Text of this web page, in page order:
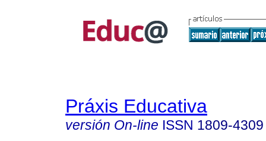
Práxis Educativa
versión On-line ISSN 1809-4309